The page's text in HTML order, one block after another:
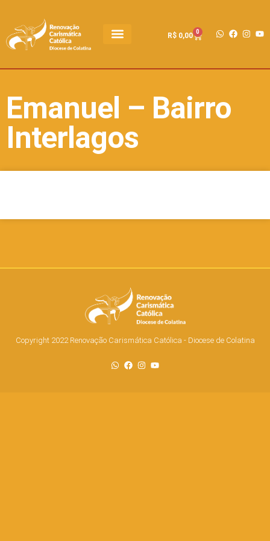
R$0,00 0
Emanuel – Bairro
Interlagos
Copyright 2022 Renovação Carismática Católica - Diocese de Colatina